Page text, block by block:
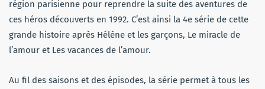
région parisienne pour reprendre la suite des aventures de
ces héros découverts en 1992. C’est ainsi la 4e série de cette
grande histoire après Hélène et les garçons, Le miracle de
l’amour et Les vacances de l’amour.
Au fil des saisons et des épisodes, la série permet à tous les